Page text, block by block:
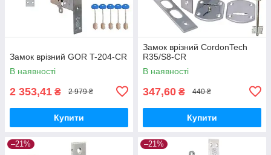
Замок врізний GOR T-204-CR
В наявності
2 353,41 ₴ 2 979 ₴
Купити
Замок врізний CordonTech
R35/S8-CR
В наявності
347,60 ₴ 440 ₴
Купити
–21% –21%